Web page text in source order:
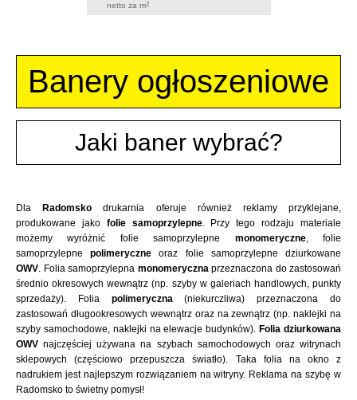
netto za m2
Banery ogłoszeniowe
Jaki baner wybrać?
Dla Radomsko drukarnia oferuje również reklamy przyklejane,
produkowane jako folie samoprzylepne. Przy tego rodzaju materiale
możemy wyróżnić folie samoprzylepne monomeryczne, folie
samoprzylepnepolimeryczne oraz folie samoprzylepne dziurkowane
OWV. Folia samoprzylepna monomerycznaprzeznaczona do zastosowań
średnio okresowych wewnątrz (np. szyby w galeriach handlowych, punkty
sprzedaży). Folia polimeryczna(niekurczliwa) przeznaczona do
zastosowań długookresowych wewnątrz oraz na zewnątrz (np. naklejki na
szyby samochodowe, naklejki na elewacje budynków). Folia dziurkowana
OWV najczęściej używana na szybach samochodowych oraz witrynach
sklepowych (częściowo przepuszcza światło). Taka folia na okno z
nadrukiem jest najlepszym rozwiązaniem na witryny. Reklama na szybę w
Radomsko to świetny pomysł!